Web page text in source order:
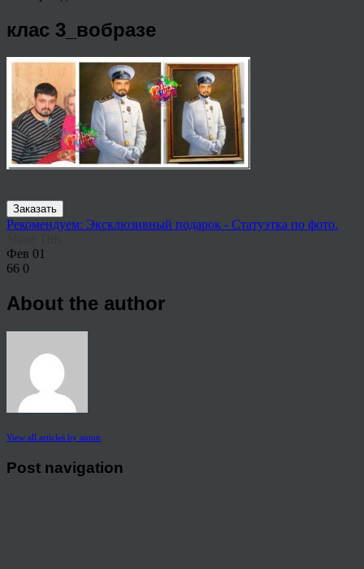
клас 3_вобразе
Заказать
Рекомендуем: Эксклюзивный подарок - Статуэтка по фото.
Фев 01
66 0
About the author
View all articles by anton
Post navigation